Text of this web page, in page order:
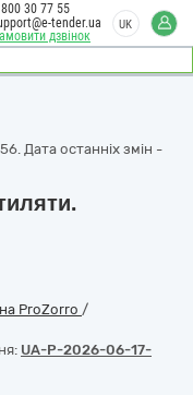
дзвінок
30 77 55
tender.ua
UK
Дата останніх змін -
на ProZorro /
UA-P-2026-06-17-